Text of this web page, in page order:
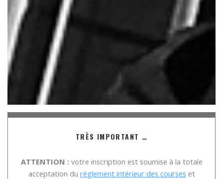
TRÈS IMPORTANT …
ATTENTION : votre inscription est soumise à la totale
acceptation du règlement intérieur des courses et